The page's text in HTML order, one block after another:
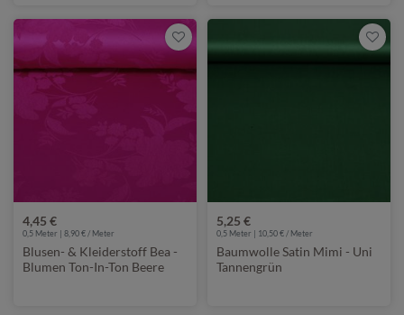
4,45 €
0,5 Meter | 8,90 € / Meter
Blusen- & Kleiderstoff Bea -
Blumen Ton-In-Ton Beere
5,25 €
0,5 Meter | 10,50 € / Meter
Baumwolle Satin Mimi - Uni
Tannengrün